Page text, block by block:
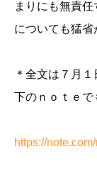
まりにも無責
についても猛省
＊全文は７月
下のｎｏｔｅで
https://